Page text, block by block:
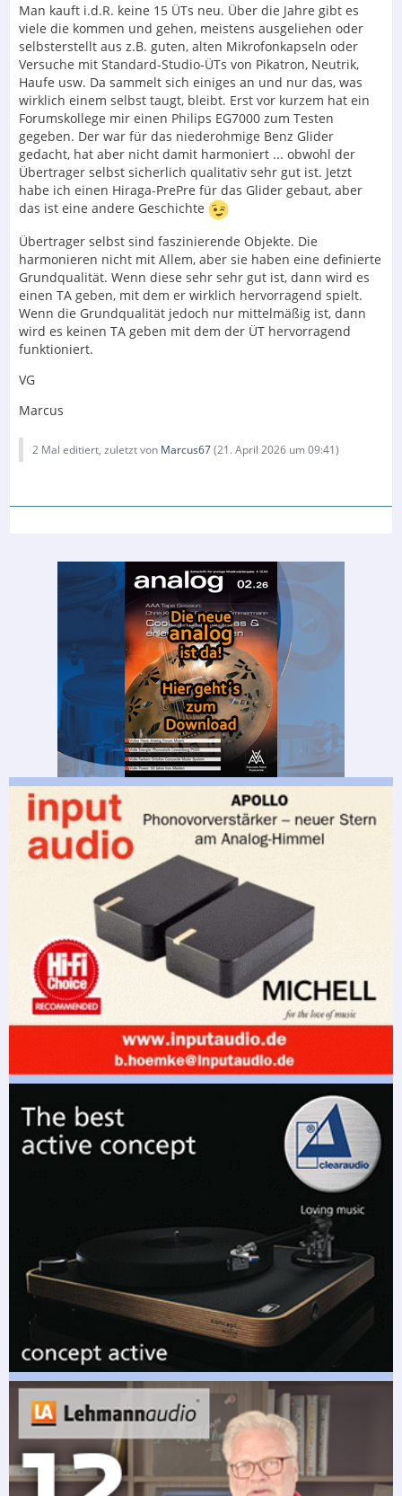
Man kauft i.d.R. keine 15 ÜTs neu. Über die Jahre gibt es
viele die kommen und gehen, meistens ausgeliehen oder
selbsterstellt aus z.B. guten, alten Mikrofonkapseln oder
Versuche mit Standard-Studio-ÜTs von Pikatron, Neutrik,
Haufe usw. Da sammelt sich einiges an und nur das, was
wirklich einem selbst taugt, bleibt. Erst vor kurzem hat ein
Forumskollege mir einen Philips EG7000 zum Testen
gegeben. Der war für das niederohmige Benz Glider
gedacht, hat aber nicht damit harmoniert ... obwohl der
Übertrager selbst sicherlich qualitativ sehr gut ist. Jetzt
habe ich einen Hiraga-PrePre für das Glider gebaut, aber
das ist eine andere Geschichte
Übertrager selbst sind faszinierende Objekte. Die
harmonieren nicht mit Allem, aber sie haben eine definierte
Grundqualität. Wenn diese sehr sehr gut ist, dann wird es
einen TA geben, mit dem er wirklich hervorragend spielt.
Wenn die Grundqualität jedoch nur mittelmäßig ist, dann
wird es keinen TA geben mit dem der ÜT hervorragend
funktioniert.
VG
Marcus
2 Mal editiert, zuletzt von Marcus67(21. April 2026 um 09:41)